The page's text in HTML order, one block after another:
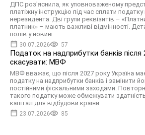
ДПС роз'яснила, як уповноваженому
платіжну інструкцію під час сплати
нерезидента. Дві групи реквізитів –
платник» – мають важливі відмінності.
полів у новині
30.07.2026 57
Податок на надприбутки банків після
скасувати: МВФ
МВФ вважає, що після 2027 року Україна
податку на надприбутки банків і замінити
постійними фіскальними заходами.
такого податку може обмежувати
капітал для відбудови країни
23.07.2026 85